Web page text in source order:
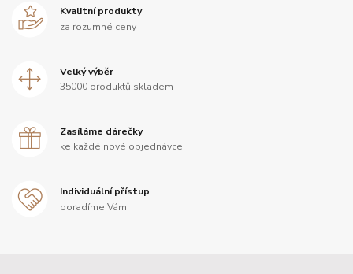
Kvalitní produkty
za rozumné ceny
Velký výběr
35000 produktů skladem
Zasíláme dárečky
ke každé nové objednávce
Individuální přístup
poradíme Vám